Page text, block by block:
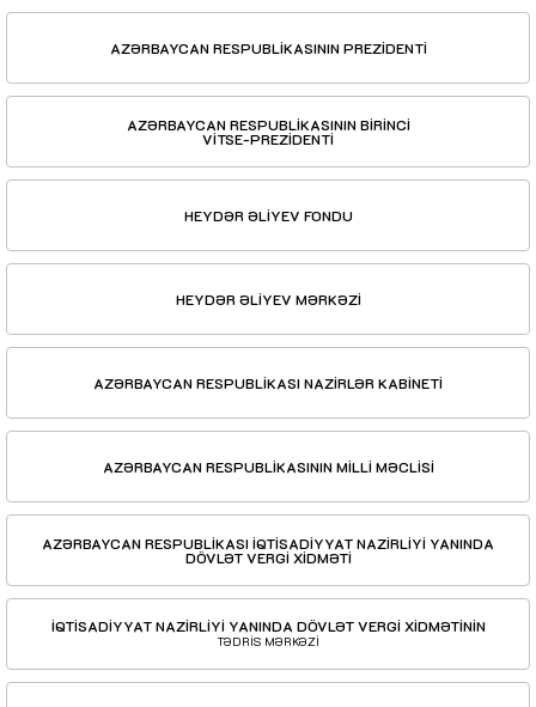
AZƏRBAYCAN RESPUBLİKASININ PREZİDENTİ
AZƏRBAYCAN RESPUBLİKASININ BİRİNCİ
VİTSE-PREZİDENTİ
HEYDƏR ƏLİYEV FONDU
HEYDƏR ƏLİYEV MƏRKƏZİ
AZƏRBAYCAN RESPUBLİKASI NAZİRLƏR KABİNETİ
AZƏRBAYCAN RESPUBLİKASININ MİLLİ MƏCLİSİ
AZƏRBAYCAN RESPUBLİKASI İQTİSADİYYAT NAZİRLİYİ YANINDA
DÖVLƏT VERGİ XİDMƏTİ
İQTİSADİYYAT NAZİRLİYİ YANINDA DÖVLƏT VERGİ XİDMƏTİNİN
TƏDRİS MƏRKƏZİ